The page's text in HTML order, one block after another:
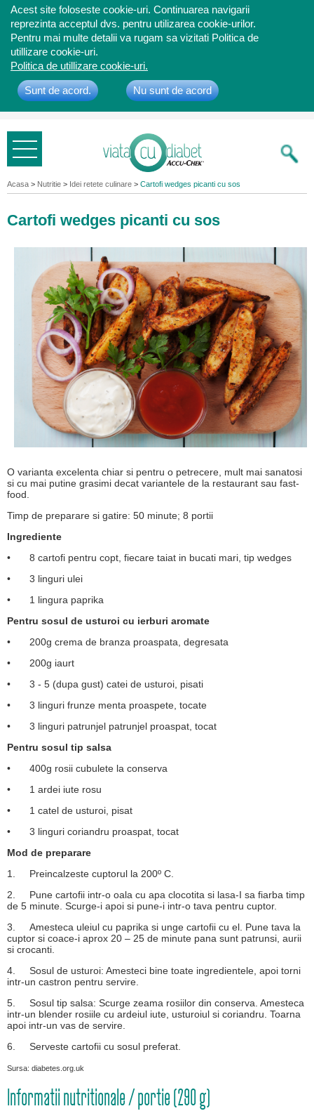
Acest site foloseste cookie-uri. Continuarea navigarii
reprezinta acceptul dvs. pentru utilizarea cookie-urilor.
Pentru mai multe detalii va rugam sa vizitati Politica de
utillizare cookie-uri.
Politica de utillizare cookie-uri.
Sunt de acord. Nu sunt de acord
Bine ati
venit
Acasa > Nutritie > Idei retete culinare > Cartofi wedges picanti cu sos
Cartofi wedges picanti cu sos
O varianta excelenta chiar si pentru o petrecere, mult mai sanatosi
si cu mai putine grasimi decat variantele de la restaurant sau fast-
food.
Timp de preparare si gatire: 50 minute; 8 portii
Ingrediente
•
8 cartofi pentru copt, fiecare taiat in bucati mari, tip wedges
•
3 linguri ulei
•
1 lingura paprika
Pentru sosul de usturoi cu ierburi aromate
•
200g crema de branza proaspata, degresata
•
200g iaurt
•
3 - 5 (dupa gust) catei de usturoi, pisati
•
3 linguri frunze menta proaspete, tocate
•
3 linguri patrunjel patrunjel proaspat, tocat
Pentru sosul tip salsa
•
400g rosii cubulete la conserva
•
1 ardei iute rosu
•
1 catel de usturoi, pisat
•
3 linguri coriandru proaspat, tocat
Mod de preparare
1.
Preincalzeste cuptorul la 200º C.
2.
Pune cartofii intr-o oala cu apa clocotita si lasa-I sa fiarba timp
de 5 minute. Scurge-i apoi si pune-i intr-o tava pentru cuptor.
3.
Amesteca uleiul cu paprika si unge cartofii cu el. Pune tava la
cuptor si coace-i aprox 20 – 25 de minute pana sunt patrunsi, aurii
si crocanti.
4.
Sosul de usturoi: Amesteci bine toate ingredientele, apoi torni
intr-un castron pentru servire.
5.
Sosul tip salsa: Scurge zeama rosiilor din conserva. Amesteca
intr-un blender rosiile cu ardeiul iute, usturoiul si coriandru. Toarna
apoi intr-un vas de servire.
6.
Serveste cartofii cu sosul preferat.
Sursa: diabetes.org.uk
Informatii nutritionale / portie (290 g)